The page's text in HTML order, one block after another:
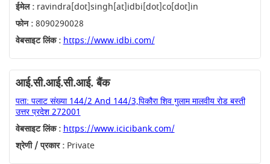
ईमेल :ravindra[dot]singh[at]idbi[dot]co[dot]in
फोन :8090290028
वेबसाइट लिंक : https://www.idbi.com/
आई.सी.आई.सी.आई. बैंक
पता: पलाट संख्या 144/2 And 144/3,पिकौरा शिव गुलाम मालवीय रोड बस्ती
उत्तर प्रदेश 272001
वेबसाइट लिंक : https://www.icicibank.com/
श्रेणी / प्रकार :Private